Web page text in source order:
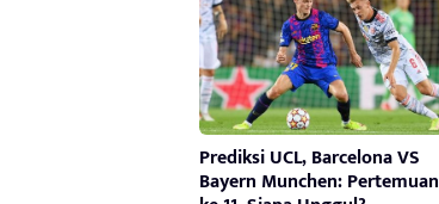
Prediksi UCL, Barcelona VS
Bayern Munchen: Pertemuan